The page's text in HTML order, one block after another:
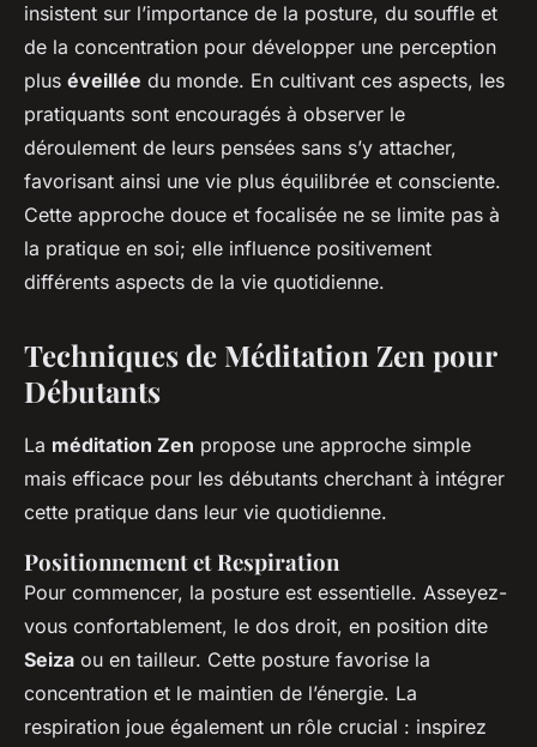
insistent sur l’importance de la posture, du souffle et
de la concentration pour développer une perception
plus éveillée du monde. En cultivant ces aspects, les
pratiquants sont encouragés à observer le
déroulement de leurs pensées sans s’y attacher,
favorisant ainsi une vie plus équilibrée et consciente.
Cette approche douce et focalisée ne se limite pas à
la pratique en soi; elle influence positivement
différents aspects de la vie quotidienne.
Techniques de Méditation Zen pour
Débutants
La méditation Zen propose une approche simple
mais efficace pour les débutants cherchant à intégrer
cette pratique dans leur vie quotidienne.
Positionnement et Respiration
Pour commencer, la posture est essentielle. Asseyez-
vous confortablement, le dos droit, en position dite
Seiza ou en tailleur. Cette posture favorise la
concentration et le maintien de l’énergie. La
respiration joue également un rôle crucial : inspirez